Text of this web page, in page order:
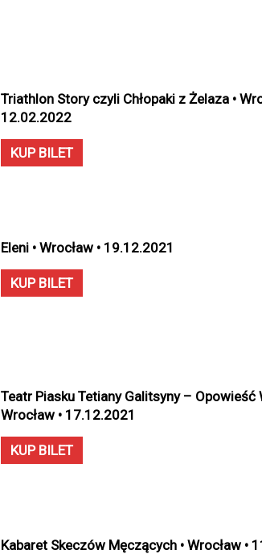
Triathlon Story czyli Chłopaki z Żelaza •
12.02.2022
KUP BILET
Eleni • Wrocław • 19.12.2021
KUP BILET
Teatr Piasku Tetiany Galitsyny – Opowieść
Wrocław • 17.12.2021
KUP BILET
Kabaret Skeczów Męczących • Wrocław •